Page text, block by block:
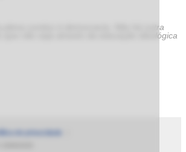
plena conduz à democracia. Não há outra
que não seja através da educação ideológica
2025